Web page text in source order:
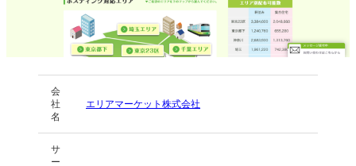
会
社
名
エリアマーケット株式会社
サ
ー